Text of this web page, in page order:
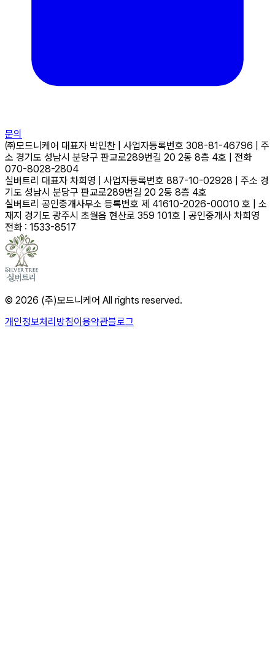
문의
㈜모드니케어 대표자 박민찬 사업자등록번호 308-81-46796
주
소 경기도 성남시 분당구 판교로289번길 20 2동 8층 4호
전화
070-8028-2804
실버트리 대표자 차희영 사업자등록번호 887-10-02928 주소 경
기도 성남시 분당구 판교로289번길 20 2동 8층 4호
실버트리 공인중개사무소 등록번호 제 41610-2026-00010 호
소
재지 경기도 광주시 초월읍 현산로 359 101호 공인중개사 차희영
전화 : 1533-8517
© 2026 (주)모드니케어 All rights reserved.
개인정보처리방침이용약관블로그